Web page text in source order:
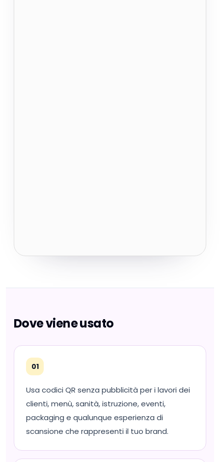
Dove viene usato
01
Usa codici QR senza pubblicità per i lavori dei
clienti, menù, sanità, istruzione, eventi,
packaging e qualunque esperienza di
scansione che rappresenti il tuo brand.